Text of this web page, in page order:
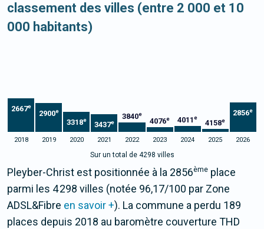
classement des villes (entre 2 000 et 10
000 habitants)
2667e
2900e
3318e
3437e
3840e
4076e 4011e
4158e
2856e
2018 2019 2020 2021 2022 2023 2024 2025 2026
Sur un total de 4298 villes
Pleyber-Christ est positionnée à la 2856ème place
parmi les 4 298 villes (notée 96,17/100 par Zone
ADSL&Fibre en savoir +). La commune a perdu 189
places depuis 2018 au baromètre couverture THD